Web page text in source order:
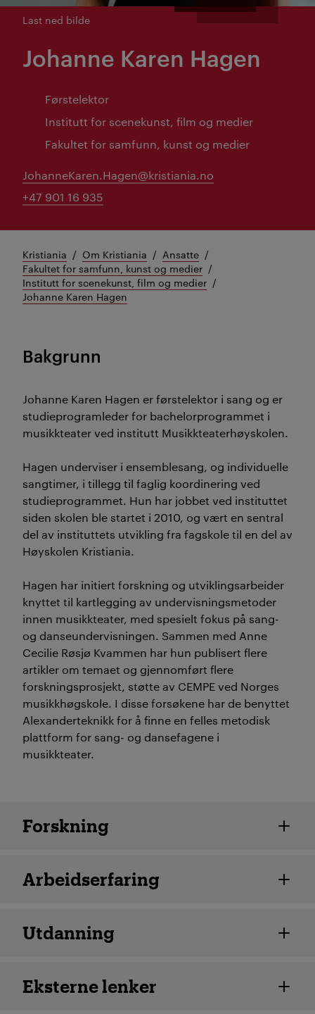
Last ned bilde
Johanne Karen Hagen
Førstelektor
Institutt for scenekunst, film og medier
Fakultet for samfunn, kunst og medier
JohanneKaren.Hagen@kristiania.no
+47 901 16 935
Kristiania Om Kristiania
Ansatte
Fakultet for samfunn, kunst og medier
Institutt for scenekunst, film og medier
Johanne Karen Hagen
Bakgrunn
Johanne Karen Hagen er førstelektor i sang og er
studieprogramleder for bachelorprogrammet i
musikkteater ved institutt Musikkteaterhøyskolen.
Hagen underviser i ensemblesang, og individuelle
sangtimer, i tillegg til faglig koordinering ved
studieprogrammet. Hun har jobbet ved instituttet
siden skolen ble startet i 2010, og vært en sentral
del av instituttets utvikling fra fagskole til en del av
Høyskolen Kristiania.
Hagen har initiert forskning og utviklingsarbeider
knyttet til kartlegging av undervisningsmetoder
innen musikkteater, med spesielt fokus på sang-
og danseundervisningen. Sammen med Anne
Cecilie Røsjø Kvammen har hun publisert flere
artikler om temaet og gjennomført flere
forskningsprosjekt, støtte av CEMPE ved Norges
musikkhøgskole. I disse forsøkene har de benyttet
Alexanderteknikk for å finne en felles metodisk
plattform for sang- og dansefagene i
musikkteater.
Ansatte detaljer
Forskning
Arbeidserfaring
Utdanning
Eksterne lenker